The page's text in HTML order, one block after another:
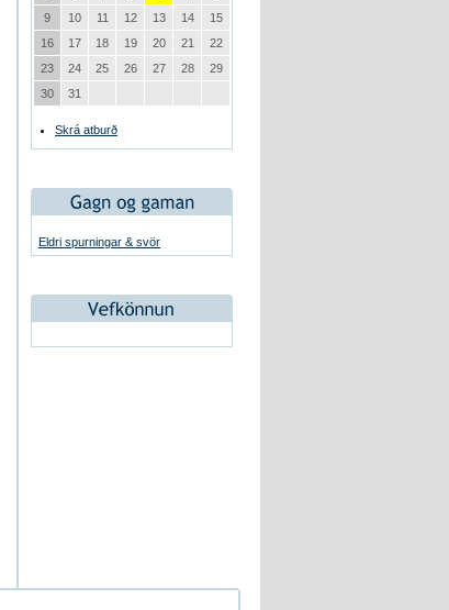
9
10 11 12 13 14
15
16
17 18 19 20 21
22
23
24 25 26 27 28
29
30
31
Skrá atburð
Eldri spurningar & svör